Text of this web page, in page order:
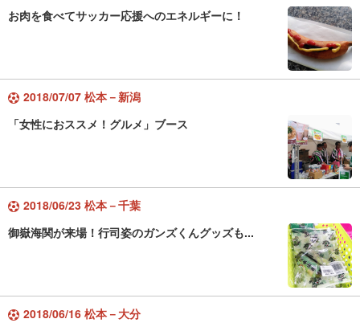
お肉を食べてサッカー応援へのエネルギーに！
2018/07/07 松本－新潟
「女性におススメ！グルメ」ブース
2018/06/23 松本－千葉
御嶽海関が来場！行司姿のガンズくんグッズも...
2018/06/16 松本－大分